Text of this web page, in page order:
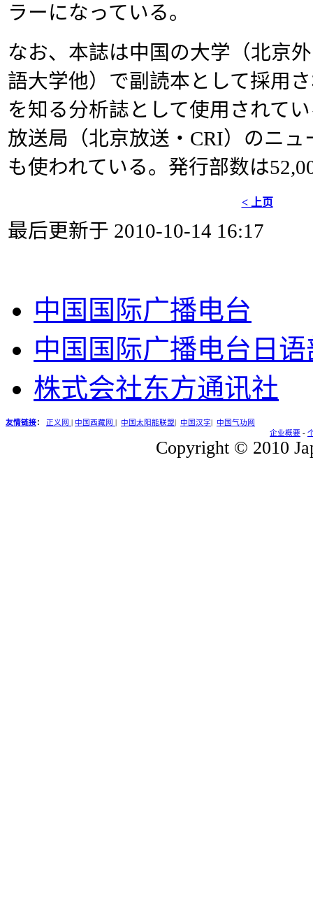
ラーになっている。
なお、本誌は中国の大学（北京
語大学他）で副読本として採用
を知る分析誌として使用されて
放送局（北京放送・CRI）のニ
も使われている。発行部数は
< 上页
最后更新于 2010-10-14 16:17
中国国际广播电台
中国国际广播电台日语
株式会社东方通讯社
友情链接： 正义网 中国西藏网 中国太阳能联盟 中国汉字
中国气功网
企业概要 -
Copyright © 2010